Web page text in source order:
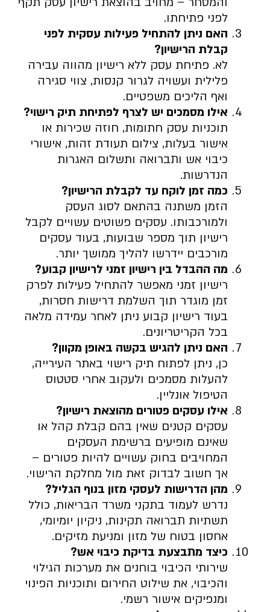
לפני פתיחתו.
האם ניתן להתחיל פעילות עסקית לפני
קבלת הרישיון?
לא. פתיחת עסק ללא רישיון מהווה עבירה
פלילית ועשויה לגרור קנסות, צווי סגירה
ואף הליכים משפטיים.
אילו מסמכים יש לצרף לפתיחת תיק רישוי?
תוכניות עסק חתומות, חוזה שכירות או
אישור בעלות, צילום תעודת זהות, אישורי
כיבוי אש ותברואה ותשלום האגרות
הנדרשות.
כמה זמן לוקח עד לקבלת הרישיון?
הזמן משתנה בהתאם לסוג העסק
ולמורכבותו. עסקים פשוטים עשויים לקבל
רישיון תוך מספר שבועות, בעוד עסקים
מורכבים יידרשו להליך ממושך יותר.
מה ההבדל בין רישיון זמני לרישיון קבוע?
רישיון זמני מאפשר להתחיל פעילות לפרק
זמן מוגדר תוך השלמת דרישות חסרות,
בעוד רישיון קבוע ניתן לאחר עמידה מלאה
בכל הקריטריונים.
האם ניתן להגיש בקשה באופן מקוון?
כן, ניתן לפתוח תיק רישוי באתר העירייה,
להעלות מסמכים ולעקוב אחרי סטטוס
הטיפול אונליין.
אילו עסקים פטורים מהוצאת רישיון?
עסקים קטנים שאין בהם קבלת קהל או
שאינם מופיעים ברשימת העסקים
המחויבים בחוק עשויים להיות פטורים –
אך חשוב לבדוק זאת מול מחלקת הרישוי.
מהן הדרישות לעסקי מזון בנוף הגליל?
נדרש לעמוד בתקני משרד הבריאות, כולל
תשתיות תברואה תקינות, ניקיון יומיומי,
אחסון בטוח של מזון ומניעת מזיקים.
כיצד מתבצעת בדיקת כיבוי אש?
שירותי הכיבוי בוחנים את מערכות הגילוי
והכיבוי, את שילוט החירום ותוכניות הפינוי
ומנפיקים אישור רשמי.